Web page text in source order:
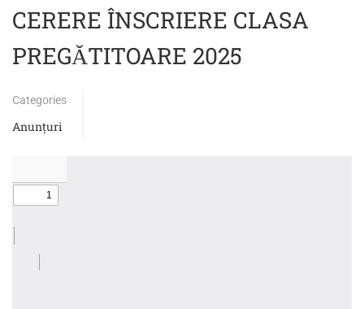
CERERE ÎNSCRIERE CLASA
PREGĂTITOARE 2025
Categories
Anunțuri